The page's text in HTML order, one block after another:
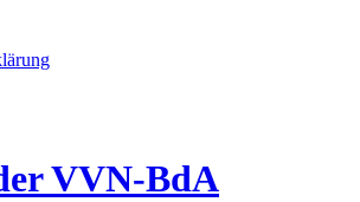
VVN-BdA